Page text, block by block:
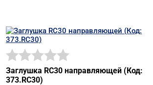
Заглушка RC30 направляющей (Код:
373.RC30)